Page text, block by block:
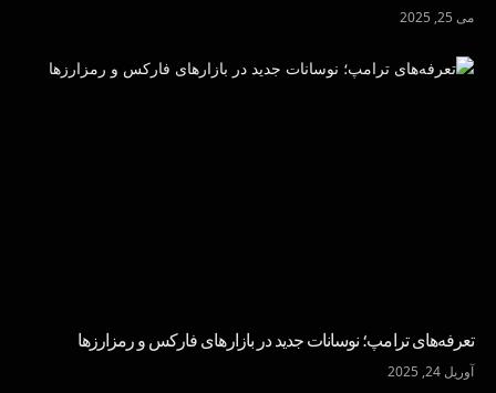
می 25, 2025
تعرفه‌های ترامپ؛ نوسانات جدید در بازارهای فارکس و رمزارزها
آوریل 24, 2025